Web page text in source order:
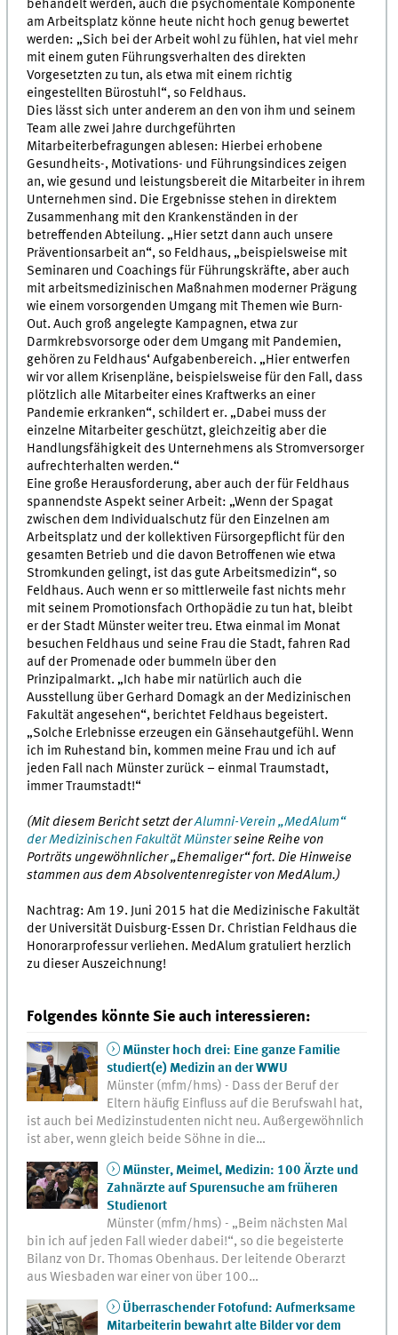
behandelt werden, auch die psychomentale Komponente
am Arbeitsplatz könne heute nicht hoch genug bewertet
werden: „Sich bei der Arbeit wohl zu fühlen, hat viel mehr
mit einem guten Führungsverhalten des direkten
Vorgesetzten zu tun, als etwa mit einem richtig
eingestellten Bürostuhl“, so Feldhaus.
Dies lässt sich unter anderem an den von ihm und seinem
Team alle zwei Jahre durchgeführten
Mitarbeiterbefragungen ablesen: Hierbei erhobene
Gesundheits-, Motivations- und Führungsindices zeigen
an, wie gesund und leistungsbereit die Mitarbeiter in ihrem
Unternehmen sind. Die Ergebnisse stehen in direktem
Zusammenhang mit den Krankenständen in der
betreffenden Abteilung. „Hier setzt dann auch unsere
Präventionsarbeit an“, so Feldhaus, „beispielsweise mit
Seminaren und Coachings für Führungskräfte, aber auch
mit arbeitsmedizinischen Maßnahmen moderner Prägung
wie einem vorsorgenden Umgang mit Themen wie Burn-
Out. Auch groß angelegte Kampagnen, etwa zur
Darmkrebsvorsorge oder dem Umgang mit Pandemien,
gehören zu Feldhaus‘ Aufgabenbereich. „Hier entwerfen
wir vor allem Krisenpläne, beispielsweise für den Fall, dass
plötzlich alle Mitarbeiter eines Kraftwerks an einer
Pandemie erkranken“, schildert er. „Dabei muss der
einzelne Mitarbeiter geschützt, gleichzeitig aber die
Handlungsfähigkeit des Unternehmens als Stromversorger
aufrechterhalten werden.“
Eine große Herausforderung, aber auch der für Feldhaus
spannendste Aspekt seiner Arbeit: „Wenn der Spagat
zwischen dem Individualschutz für den Einzelnen am
Arbeitsplatz und der kollektiven Fürsorgepflicht für den
gesamten Betrieb und die davon Betroffenen wie etwa
Stromkunden gelingt, ist das gute Arbeitsmedizin“, so
Feldhaus. Auch wenn er so mittlerweile fast nichts mehr
mit seinem Promotionsfach Orthopädie zu tun hat, bleibt
er der Stadt Münster weiter treu. Etwa einmal im Monat
besuchen Feldhaus und seine Frau die Stadt, fahren Rad
auf der Promenade oder bummeln über den
Prinzipalmarkt. „Ich habe mir natürlich auch die
Ausstellung über Gerhard Domagk an der Medizinischen
Fakultät angesehen“, berichtet Feldhaus begeistert.
„Solche Erlebnisse erzeugen ein Gänsehautgefühl. Wenn
ich im Ruhestand bin, kommen meine Frau und ich auf
jeden Fall nach Münster zurück – einmal Traumstadt,
immer Traumstadt!“
(Mit diesem Bericht setzt derAlumni-Verein „MedAlum“
der Medizinischen Fakultät Münsterseine Reihe von
Porträts ungewöhnlicher „Ehemaliger“ fort. Die Hinweise
stammen aus dem Absolventenregister von MedAlum.)
Nachtrag: Am 19. Juni 2015 hat die Medizinische Fakultät
der Universität Duisburg-Essen Dr. Christian Feldhaus die
Honorarprofessur verliehen. MedAlum gratuliert herzlich
zu dieser Auszeichnung!
Folgendes könnte Sie auch interessieren:
Münster hoch drei: Eine ganze Familie
studiert(e) Medizin an der WWU
Münster (mfm/hms) - Dass der Beruf der
Eltern häufig Einfluss auf die Berufswahl hat,
ist auch bei Medizinstudenten nicht neu. Außergewöhnlich
ist aber, wenn gleich beide Söhne in die…
Münster, Meimel, Medizin: 100 Ärzte und
Zahnärzte auf Spurensuche am früheren
Studienort
Münster (mfm/hms) - „Beim nächsten Mal
bin ich auf jeden Fall wieder dabei!“, so die begeisterte
Bilanz von Dr. Thomas Obenhaus. Der leitende Oberarzt
aus Wiesbaden war einer von über 100…
Überraschender Fotofund: Aufmerksame
Mitarbeiterin bewahrt alte Bilder vor dem